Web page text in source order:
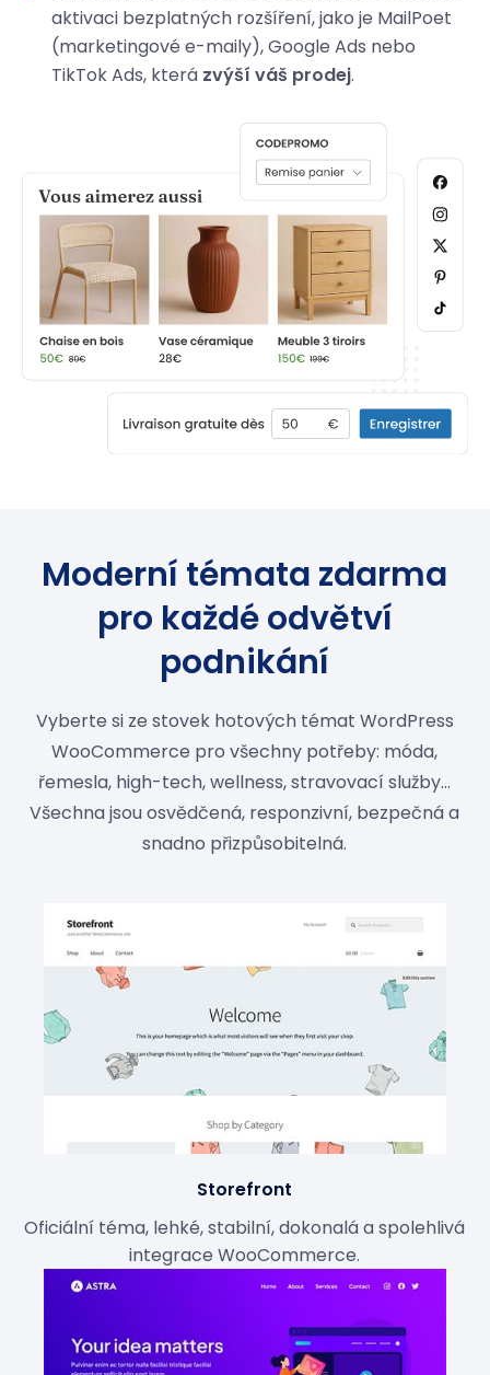
aktivaci bezplatných rozšíření, jako je MailPoet
(marketingové e-maily), Google Ads nebo
TikTok Ads, která zvýší váš prodej.
Moderní témata zdarma
pro každé odvětví
podnikání
Vyberte si ze stovek hotových témat WordPress
WooCommerce pro všechny potřeby: móda,
řemesla, high-tech, wellness, stravovací služby...
Všechna jsou osvědčená, responzivní, bezpečná a
snadno přizpůsobitelná.
Storefront
Oficiální téma, lehké, stabilní, dokonalá a spolehlivá
integrace WooCommerce.